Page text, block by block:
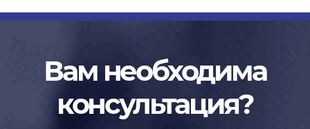
Вам необходима
консультация?